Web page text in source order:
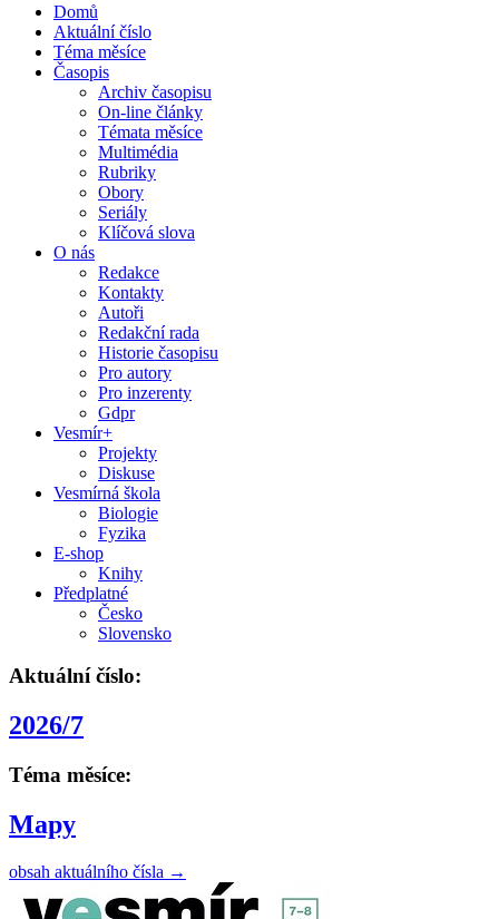
Domů
Aktuální číslo
Téma měsíce
Časopis
Archiv časopisu
On-line články
Témata měsíce
Multimédia
Rubriky
Obory
Seriály
Klíčová slova
O nás
Redakce
Kontakty
Autoři
Redakční rada
Historie časopisu
Pro autory
Pro inzerenty
Gdpr
Vesmír+
Projekty
Diskuse
Vesmírná škola
Biologie
Fyzika
E-shop
Knihy
Předplatné
Česko
Slovensko
Aktuální číslo:
2026/7
Téma měsíce:
Mapy
obsah aktuálního čísla →